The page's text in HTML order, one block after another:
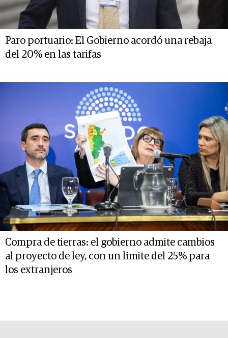
Paro portuario: El Gobierno acordó una rebaja
del 20% en las tarifas
Compra de tierras: el gobierno admite cambios
al proyecto de ley, con un límite del 25% para
los extranjeros